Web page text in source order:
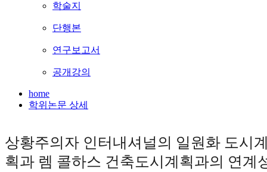
학술지
단행본
연구보고서
공개강의
home
학위논문 상세
상황주의자 인터내셔널의 일원화 도시
획과 렘 콜하스 건축도시계획과의 연계